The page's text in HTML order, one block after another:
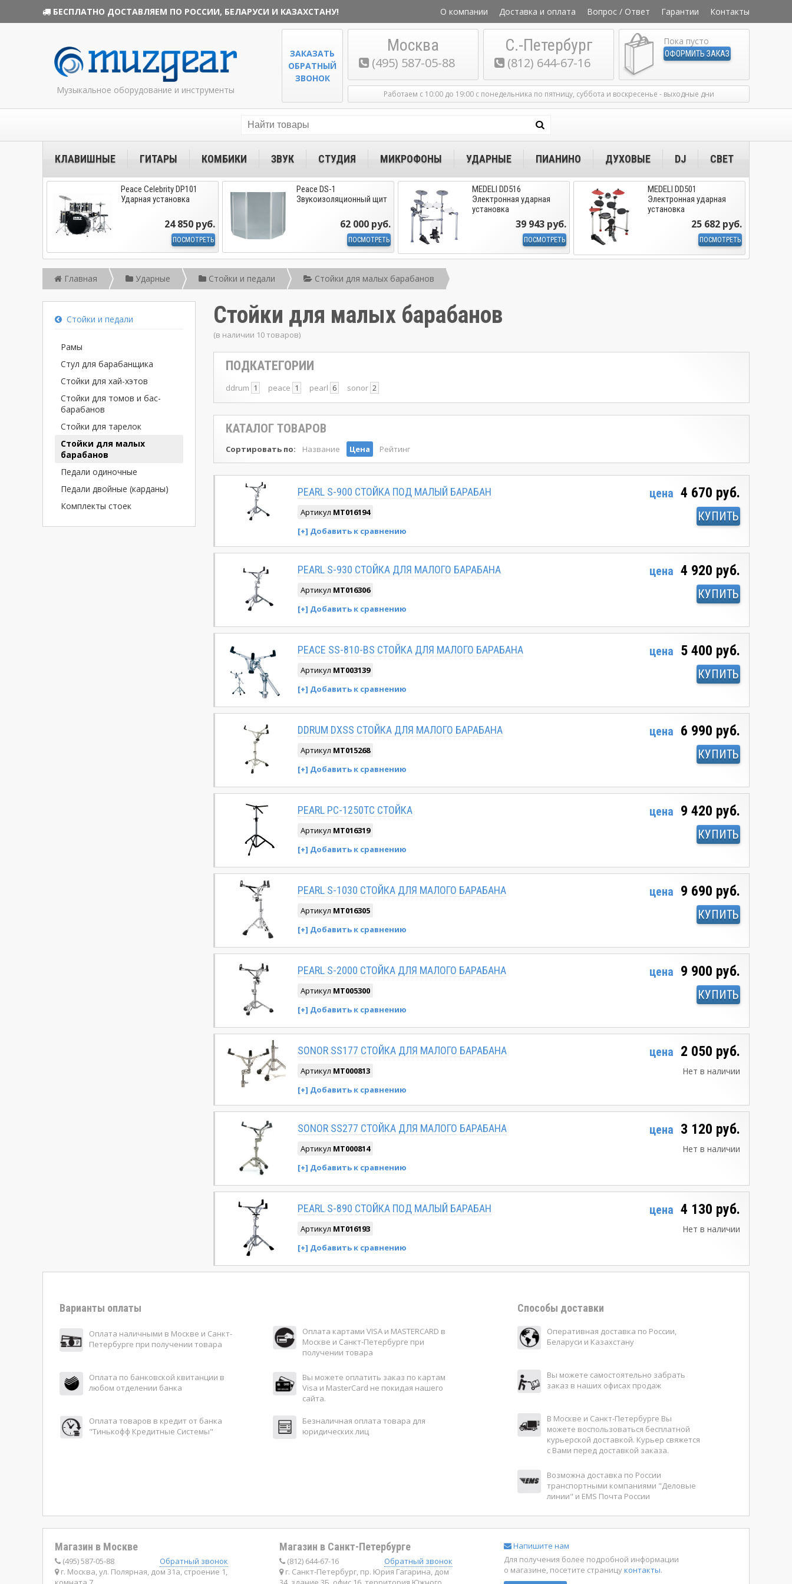
БЕСПЛАТНО ДОСТАВЛЯЕМ ПО РОССИИ, БЕЛАРУСИ И КАЗАХСТАНУ! О компании Доставка и оплата Вопрос / Ответ Гарантии Контакты
Музыкальное оборудование и инструменты
Москва
(495) 587-05-88
С.-Петербург
(812) 644-67-16
ЗАКАЗАТЬ
ОБРАТНЫЙ
ЗВОНОК
Пока пусто
ОФОРМИТЬ ЗАКАЗ
Работаем с 10:00 до 19:00 с понедельника по пятницу, суббота и воскресенье - выходные дни
КЛАВИШНЫЕ ГИТАРЫ КОМБИКИ ЗВУК СТУДИЯ МИКРОФОНЫ УДАРНЫЕ ПИАНИНО ДУХОВЫЕ DJ СВЕТ
Peace Celebrity DP101
Ударная установка
24 850 руб.
ПОСМОТРЕТЬ
Peace DS-1
Звукоизоляционный щит
62 000 руб.
ПОСМОТРЕТЬ
MEDELI DD516
Электронная ударная
установка
39 943 руб.
ПОСМОТРЕТЬ
MEDELI DD501
Электронная ударная
установка
25 682 руб.
ПОСМОТРЕТЬ
Главная Ударные Стойки и педали Стойки для малых барабанов
Стойки и педали
Рамы
Стул для барабанщика
Стойки для хай-хэтов
Стойки для томов и бас-
барабанов
Стойки для тарелок
Стойки для малых
барабанов
Педали одиночные
Педали двойные (карданы)
Комплекты стоек
Стойки для малых барабанов
(в наличии 10 товаров)
ПОДКАТЕГОРИИ
ddrum 1 peace 1 pearl 6 sonor 2
КАТАЛОГ ТОВАРОВ
Сортировать по: Название Цена Рейтинг
PEARL S-900 СТОЙКА ПОД МАЛЫЙ БАРАБАН
Артикул MT016194
цена 4 670 руб.
КУПИТЬ
PEARL S-930 СТОЙКА ДЛЯ МАЛОГО БАРАБАНА
Артикул MT016306
цена 4 920 руб.
КУПИТЬ
PEACE SS-810-BS СТОЙКА ДЛЯ МАЛОГО БАРАБАНА
Артикул MT003139
цена 5 400 руб.
КУПИТЬ
DDRUM DXSS СТОЙКА ДЛЯ МАЛОГО БАРАБАНА
Артикул MT015268
цена 6 990 руб.
КУПИТЬ
PEARL РС-1250ТС СТОЙКА
Артикул MT016319
цена 9 420 руб.
КУПИТЬ
PEARL S-1030 СТОЙКА ДЛЯ МАЛОГО БАРАБАНА
Артикул MT016305
цена 9 690 руб.
КУПИТЬ
PEARL S-2000 СТОЙКА ДЛЯ МАЛОГО БАРАБАНА
Артикул MT005300
цена 9 900 руб.
КУПИТЬ
SONOR SS177 СТОЙКА ДЛЯ МАЛОГО БАРАБАНА
Артикул MT000813
цена 2 050 руб.
Нет в наличии
SONOR SS277 СТОЙКА ДЛЯ МАЛОГО БАРАБАНА
Артикул MT000814
цена 3 120 руб.
Нет в наличии
PEARL S-890 СТОЙКА ПОД МАЛЫЙ БАРАБАН
Артикул MT016193
цена 4 130 руб.
Нет в наличии
Варианты оплаты
Оплата наличными в Москве и Санкт-
Петербурге при получении товара
Оплата картами VISA и MASTERCARD в
Москве и Санкт-Петербурге при
получении товара
Оплата по банковской квитанции в
любом отделении банка
Вы можете оплатить заказ по картам
Visa и MasterCard не покидая нашего
сайта.
Оплата товаров в кредит от банка
"Тинькофф Кредитные Системы"
Безналичная оплата товара для
юридических лиц
Способы доставки
Оперативная доставка по России,
Беларуси и Казахстану
Вы можете самостоятельно забрать
заказ в наших офисах продаж
В Москве и Санкт-Петербурге Вы
можете воспользоваться бесплатной
курьерской доставкой. Курьер свяжется
с Вами перед доставкой заказа.
Возможна доставка по России
транспортными компаниями "Деловые
линии" и EMS Почта России
Магазин в Москве
(495) 587-05-88
Обратный звонок
г. Москва, ул. Полярная, дом 31а, строение 1,
Магазин в Санкт-Петербурге
(812) 644-67-16
Обратный звонок
г. Санкт-Петербург, пр. Юрия Гагарина, дом
Напишите нам
Для получения более подробной информации
о магазине, посетите страницуконтакты.